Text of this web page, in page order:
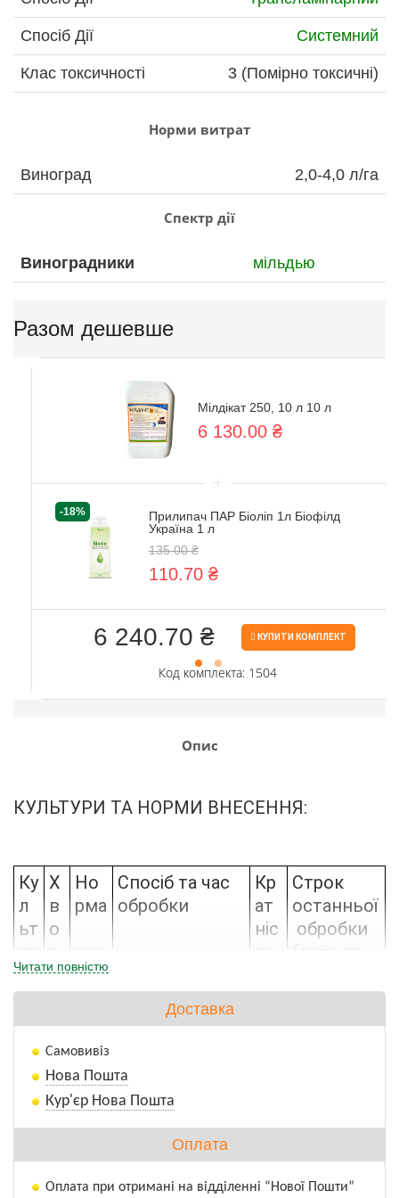
Спосіб Дії Системний
Клас токсичності 3 (Помірно токсичні)
Норми витрат
Виноград 2,0-4,0 л/га
Спектр дії
Виноградники мільдью
Разом дешевше
Мілдікат 250, 10 л 10 л
6 130.00 ₴
+
-18%
Прилипач ПАР Біоліп 1л Біофілд
Україна 1 л
135.00 ₴
110.70 ₴
Код комплекта: 1504
6 240.70 ₴ КУПИТИ КОМПЛЕКТ
Опис
КУЛЬТУРИ ТА НОРМИ ВНЕСЕННЯ:
Ку
л
ьт
а
Х
в
о
о
б
а
Но
рма
сен
ня,
л/
га
Спосіб та час
обробки
Кр
ат
ніс
ро
бо
Строк
останньої
обробки
(днів до
врожаю)
н
М
іл
д
2,0
Обприскуванн
я в період до
цвітіння
Читати повністю
Доставка
Самовивіз
Нова Пошта
Кур'єр Нова Пошта
Оплата
Оплата при отримані на відділенні “Нової Пошти”